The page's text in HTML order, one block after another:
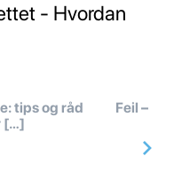
- Hvordan
tips og råd Feil –
[…]